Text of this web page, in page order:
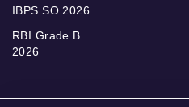
IBPS SO 2026
RBI Grade B
2026